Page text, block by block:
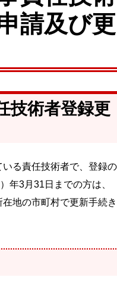
請及び更
技術者登録更
る責任技術者で、登録の
年3月31日までの方は、
地の市町村で更新手続き